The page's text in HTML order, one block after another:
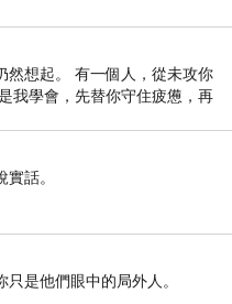
然想起。 有一個人，從未攻你
我學會，先替你守住疲憊，再
話。
是他們眼中的局外人。